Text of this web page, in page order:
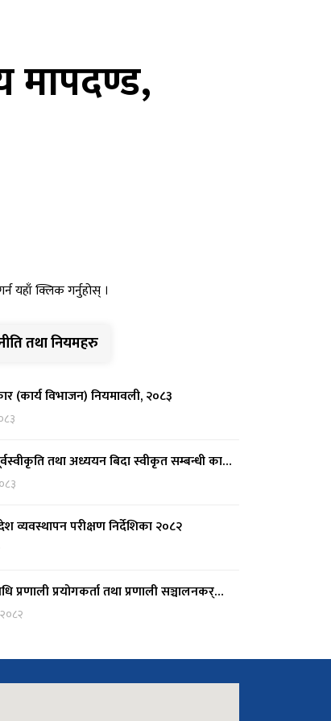
मापदण्ड,
यहाँ क्लिक गर्नुहोस् ।
तथा नियमहरु
(कार्य विभाजन) नियमावली, २०८३
तथा अध्ययन बिदा स्वीकृत सम्बन्धी का…
व्यवस्थापन परीक्षण निर्देशिका २०८२
प्रणाली प्रयोगकर्ता तथा प्रणाली सञ्चालनकर्…